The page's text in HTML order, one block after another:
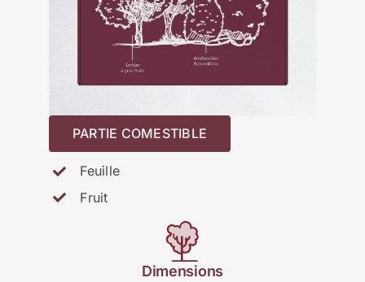
PARTIE COMESTIBLE
Feuille
Fruit
Dimensions